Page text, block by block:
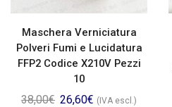
Maschera Verniciatura
Polveri Fumi e Lucidatura
FFP2 Codice X210V Pezzi
10
38,00€ 26,60€ (IVA escl.)